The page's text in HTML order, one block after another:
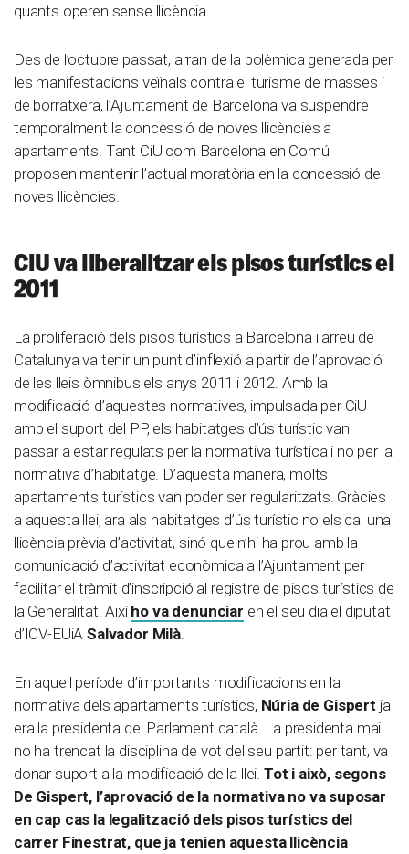
quants operen sense llicència.
Des de l’octubre passat, arran de la polèmica generada per
les manifestacions veïnals contra el turisme de masses i
de borratxera, l’Ajuntament de Barcelona va suspendre
temporalment la concessió de noves llicències a
apartaments. Tant CiU com Barcelona en Comú
proposen mantenir l’actual moratòria en la concessió de
noves llicències.
CiU va liberalitzar els pisos turístics el
2011
La proliferació dels pisos turístics a Barcelona i arreu de
Catalunya va tenir un punt d’inflexió a partir de l’aprovació
de les lleis òmnibus els anys 2011 i 2012. Amb la
modificació d’aquestes normatives, impulsada per CiU
amb el suport del PP, els habitatges d’ús turístic van
passar a estar regulats per la normativa turística i no per la
normativa d’habitatge. D’aquesta manera, molts
apartaments turístics van poder ser regularitzats. Gràcies
a aquesta llei, ara als habitatges d’ús turístic no els cal una
llicència prèvia d’activitat, sinó que n’hi ha prou amb la
comunicació d’activitat econòmica a l’Ajuntament per
facilitar el tràmit d’inscripció al registre de pisos turístics de
la Generalitat. Aixího va denunciar en el seu dia el diputat
d’ICV-EUiASalvador Milà.
En aquell període d’importants modificacions en la
normativa dels apartaments turístics, Núria de Gispert ja
era la presidenta del Parlament català. La presidenta mai
no ha trencat la disciplina de vot del seu partit: per tant, va
donar suport a la modificació de la llei. Tot i això, segons
De Gispert, l’aprovació de la normativa no va suposar
en cap cas la legalització dels pisos turístics del
carrer Finestrat, que ja tenien aquesta llicència